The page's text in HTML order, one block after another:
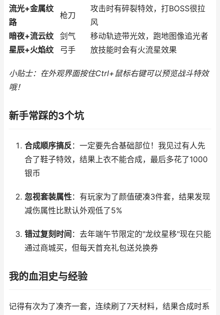
流光+金属纹
路
枪刀
攻击时有碎裂特效，打BOSS很拉
风
暗夜+流云纹
剑气
移动轨迹带光效，跑地图像追光者
星辰+火焰纹
弓手 放技能时会有火流星效果
小贴士：在外观界面按住Ctrl+鼠标右键可以预览战斗特效
哦！
新手常踩的3个坑
合成顺序搞反：一定要先合基础部位！我见过有人先
合了鞋子特效，结果上衣不能合成，最后多花了1000
银币
忽视套装属性：有玩家为了颜值硬凑3件套，结果发现
减伤属性比默认外观低了5%
错过复刻时间 ：去年端午节限定的"龙纹星移"现在只能
通过商城买，但每天首充礼包送兑换券
我的血泪史与经验
记得有次为了凑齐一套，连续刷了7天材料，结果合成时系